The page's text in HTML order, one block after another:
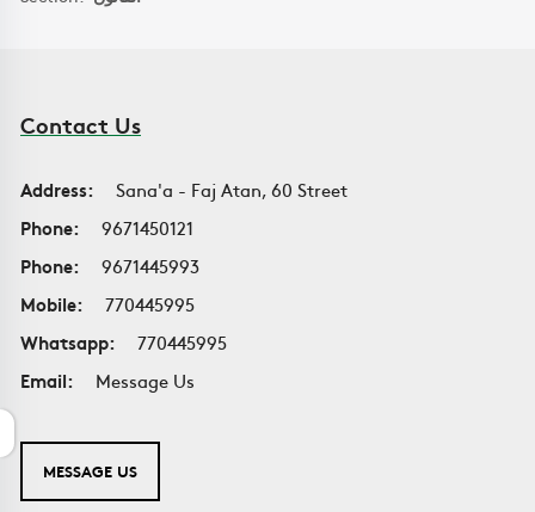
Contact Us
Address:
Sana'a - Faj Atan, 60 Street
Phone:
9671450121
Phone:
9671445993
Mobile:
770445995
Whatsapp:
770445995
Email:
Message Us
MESSAGE US